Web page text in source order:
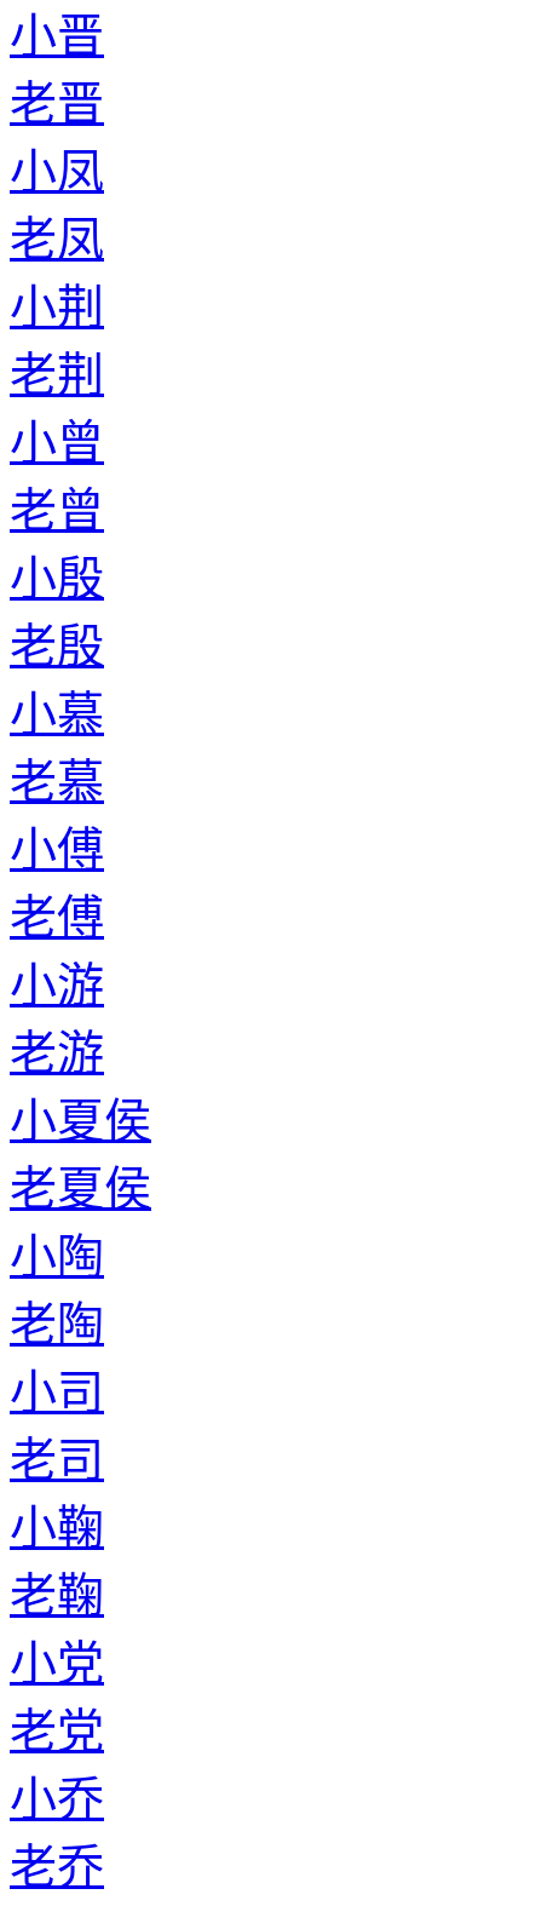
小晋
老晋
小凤
老凤
小荆
老荆
小曾
老曾
小殷
老殷
小慕
老慕
小傅
老傅
小游
老游
小夏侯
老夏侯
小陶
老陶
小司
老司
小鞠
老鞠
小党
老党
小乔
老乔